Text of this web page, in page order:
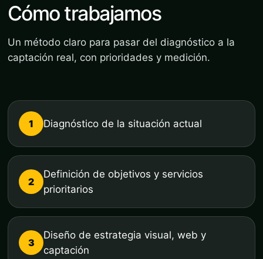
Cómo trabajamos
Un método claro para pasar del diagnóstico a la
captación real, con prioridades y medición.
1 Diagnóstico de la situación actual
2
Definición de objetivos y servicios
prioritarios
3
Diseño de estrategia visual, web y
captación